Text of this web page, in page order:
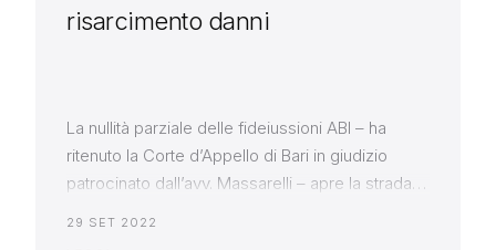
risarcimento danni
La nullità parziale delle fideiussioni ABI – ha
ritenuto la Corte d’Appello di Bari in giudizio
patrocinato dall’avv. Massarelli – apre la strada al
29 SET 2022